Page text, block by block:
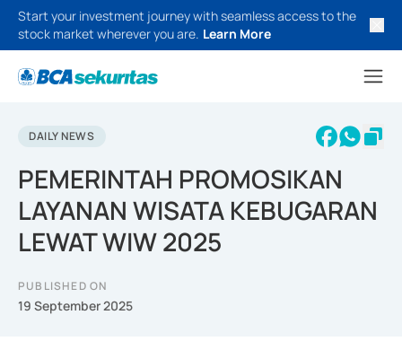
Start your investment journey with seamless access to the
stock market wherever you are. Learn More
DAILY NEWS
PEMERINTAH PROMOSIKAN
LAYANAN WISATA KEBUGARAN
LEWAT WIW 2025
PUBLISHED ON
19 September 2025